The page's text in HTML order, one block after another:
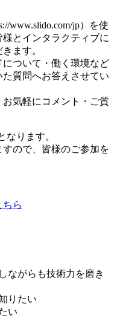
www.slido.com/jp）を使
とインタラクティブに
ます。
ついて・働く環境など
質問へお答えさせてい
気軽にコメント・ご質
なります。
すので、皆様のご参加を
ちら
ながらも技術力を磨き
りたい
い